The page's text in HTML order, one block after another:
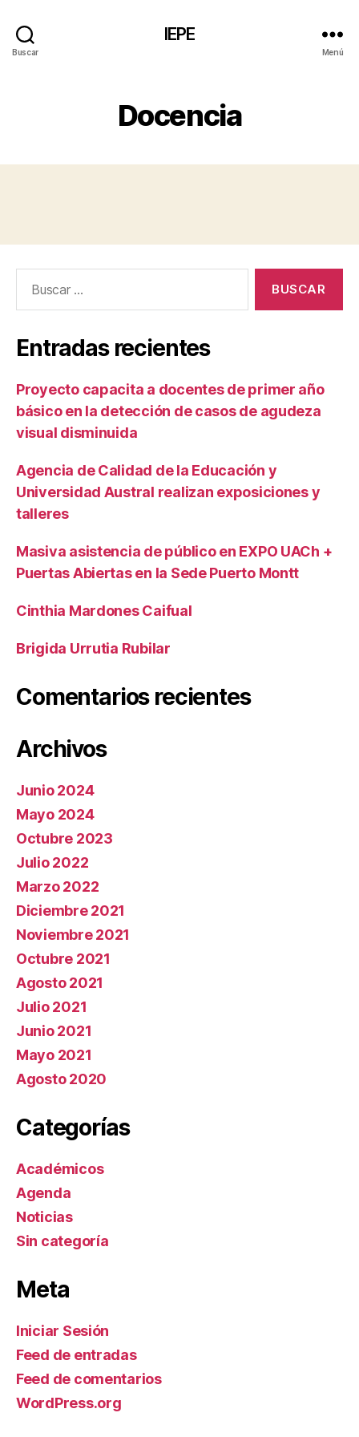
Buscar
IEPE
Menú
Docencia
Entradas recientes
Proyecto capacita a docentes de primer año
básico en la detección de casos de agudeza
visual disminuida
Agencia de Calidad de la Educación y
Universidad Austral realizan exposiciones y
talleres
Masiva asistencia de público en EXPO UACh +
Puertas Abiertas en la Sede Puerto Montt
Cinthia Mardones Caifual
Brigida Urrutia Rubilar
Comentarios recientes
Archivos
Junio 2024
Mayo 2024
Octubre 2023
Julio 2022
Marzo 2022
Diciembre 2021
Noviembre 2021
Octubre 2021
Agosto 2021
Julio 2021
Junio 2021
Mayo 2021
Agosto 2020
Categorías
Académicos
Agenda
Noticias
Sin categoría
Meta
Iniciar Sesión
Feed de entradas
Feed de comentarios
WordPress.org